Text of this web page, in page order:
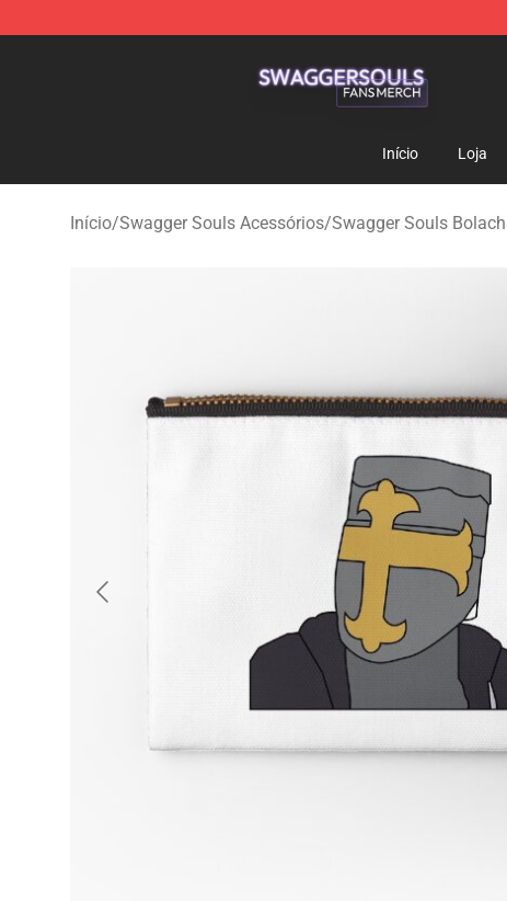
Início Loja
Início/Swagger Souls Acessórios/Swagger Souls